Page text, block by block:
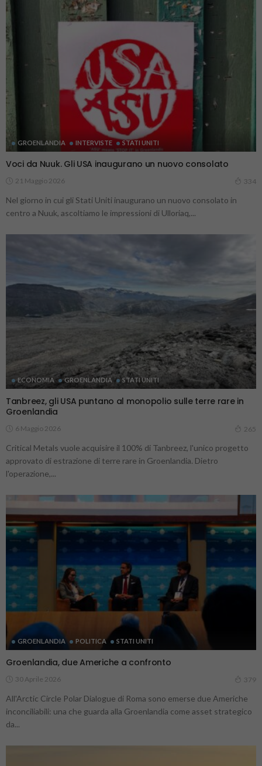
GROENLANDIA INTERVISTE STATI UNITI
Voci da Nuuk. Gli USA inaugurano un nuovo consolato
21 Maggio 2026 334
Nel giorno in cui gli Stati Uniti inaugurano un nuovo consolato in
centro a Nuuk, ascoltiamo le impressioni di Ulloriaq,...
ECONOMIA GROENLANDIA STATI UNITI
Tanbreez, gli USA puntano al monopolio sulle terre rare in
Groenlandia
6 Maggio 2026 265
Critical Metals vuole acquisire il 100% di Tanbreez, l'unico progetto
approvato di estrazione di terre rare in Groenlandia. Dietro
l'operazione,...
GROENLANDIA POLITICA STATI UNITI
Groenlandia, due Americhe a confronto
30 Aprile 2026 379
All'Arctic Circle Polar Dialogue di Roma sono emerse due Americhe
inconciliabili: una che guarda alla Groenlandia come asset strategico
da...